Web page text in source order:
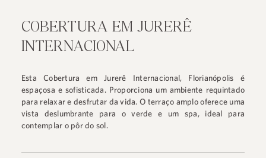
COBERTURA EM JURERÊ
INTERNACIONAL
Esta Cobertura em Jurerê Internacional, Florianópolis é
espaçosa e sofisticada. Proporciona um ambiente requintado
para relaxar e desfrutar da vida. O terraço amplo oferece uma
vista deslumbrante para o verde e um spa, ideal para
contemplar o pôr do sol.